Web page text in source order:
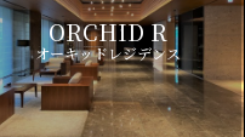
ORCHID R
オーキッドレジデンス